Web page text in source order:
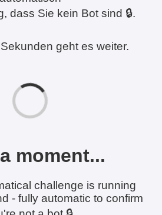
dass Sie kein Bot sind 🔒.
geht es weiter.
moment...
challenge is running
- fully automatic to confirm